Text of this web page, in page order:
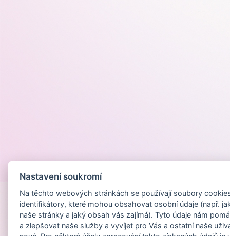
Nastavení soukromí
Na těchto webových stránkách se používají soubory
identifikátory, které mohou obsahovat osobní údaje (např.
naše stránky a jaký obsah vás zajímá). Tyto údaje nám
a zlepšovat naše služby a vyvíjet pro Vás a ostatní naše